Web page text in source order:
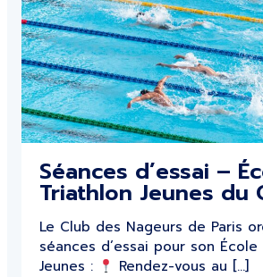
Séances d’essai –
Triathlon Jeunes du
Le Club des Nageurs de Paris
séances d’essai pour son
Jeunes :
Rendez-vous au […]